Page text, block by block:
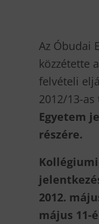
Az Óbudai
közzétette
felvételi
2012/13-
Egyetem
részére.
2012.
május 11-